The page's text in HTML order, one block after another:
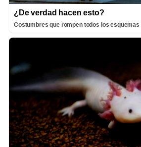
¿De verdad hacen esto?
Costumbres que rompen todos los esquemas